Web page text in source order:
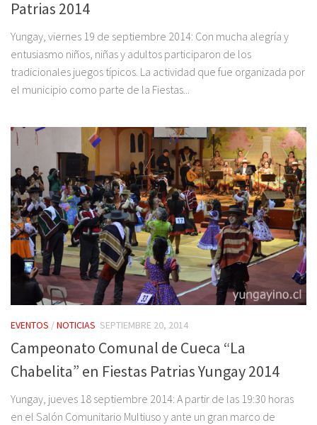
Patrias 2014
Yungay, viernes 19 de septiembre 2014: Con mucha alegría y
entusiasmo niños, niñas y adultos participaron de los
tradicionales juegos típicos. La actividad que fue organizada por
el municipio como parte de la Fiestas...
EVENTOS /NOTICIAS SEPTIEMBRE 20, 2014
Campeonato Comunal de Cueca “La
Chabelita” en Fiestas Patrias Yungay 2014
Yungay, jueves 18 septiembre 2014: A partir de las 19:30 horas
en el Salón Comunitario Multiuso y ante un gran marco de